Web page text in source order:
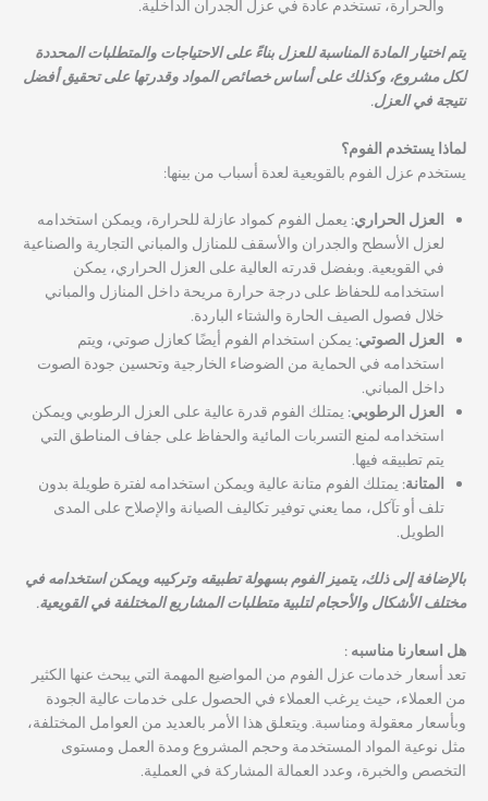
والحرارة، تستخدم عادة في عزل الجدران الداخلية.
يتم اختيار المادة المناسبة للعزل بناءً على الاحتياجات والمتطلبات المحددة
لكل مشروع، وكذلك على أساس خصائص المواد وقدرتها على تحقيق أفضل
نتيجة في العزل.
لماذا يستخدم الفوم؟
يستخدم عزل الفوم بالقويعية لعدة أسباب من بينها:
العزل الحراري:يعمل الفوم كمواد عازلة للحرارة، ويمكن استخدامه
لعزل الأسطح والجدران والأسقف للمنازل والمباني التجارية والصناعية
في القويعية. وبفضل قدرته العالية على العزل الحراري، يمكن
استخدامه للحفاظ على درجة حرارة مريحة داخل المنازل والمباني
خلال فصول الصيف الحارة والشتاء الباردة.
العزل الصوتي:يمكن استخدام الفوم أيضًا كعازل صوتي، ويتم
استخدامه في الحماية من الضوضاء الخارجية وتحسين جودة الصوت
داخل المباني.
العزل الرطوبي:يمتلك الفوم قدرة عالية على العزل الرطوبي ويمكن
استخدامه لمنع التسربات المائية والحفاظ على جفاف المناطق التي
يتم تطبيقه فيها.
المتانة:يمتلك الفوم متانة عالية ويمكن استخدامه لفترة طويلة بدون
تلف أو تآكل، مما يعني توفير تكاليف الصيانة والإصلاح على المدى
الطويل.
بالإضافة إلى ذلك، يتميز الفوم بسهولة تطبيقه وتركيبه ويمكن استخدامه في
مختلف الأشكال والأحجام لتلبية متطلبات المشاريع المختلفة في القويعية.
هل اسعارنا مناسبه :
تعد أسعار خدمات عزل الفوم من المواضيع المهمة التي يبحث عنها الكثير
من العملاء، حيث يرغب العملاء في الحصول على خدمات عالية الجودة
وبأسعار معقولة ومناسبة. ويتعلق هذا الأمر بالعديد من العوامل المختلفة،
مثل نوعية المواد المستخدمة وحجم المشروع ومدة العمل ومستوى
التخصص والخبرة، وعدد العمالة المشاركة في العملية.